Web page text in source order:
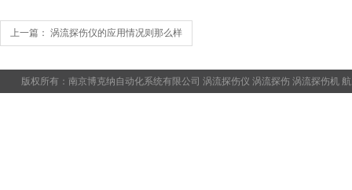
上一篇： 涡流探伤仪的应用情况则那么样
版权所有：南京博克纳自动化系统有限公司 涡流探伤仪 涡流探伤 涡流探伤机